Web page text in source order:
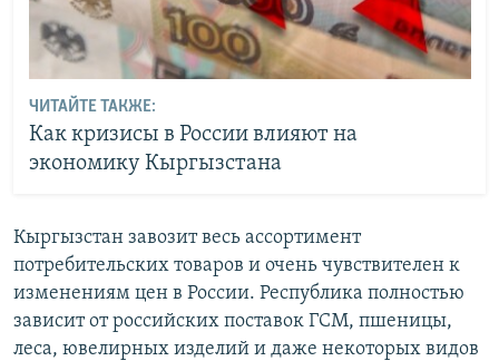
ЧИТАЙТЕ ТАКЖЕ:
Как кризисы в России влияют на
экономику Кыргызстана
Кыргызстан завозит весь ассортимент
потребительских товаров и очень чувствителен к
изменениям цен в России. Республика полностью
зависит от российских поставок ГСМ, пшеницы,
леса, ювелирных изделий и даже некоторых видов